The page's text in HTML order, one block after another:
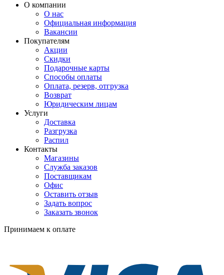
О компании
О нас
Официальная информация
Вакансии
Покупателям
Акции
Скидки
Подарочные карты
Способы оплаты
Оплата, резерв, отгрузка
Возврат
Юридическим лицам
Услуги
Доставка
Разгрузка
Распил
Контакты
Магазины
Служба заказов
Поставщикам
Офис
Оставить отзыв
Задать вопрос
Заказать звонок
Принимаем к оплате